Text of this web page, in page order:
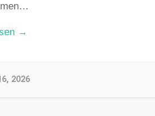
→
2026